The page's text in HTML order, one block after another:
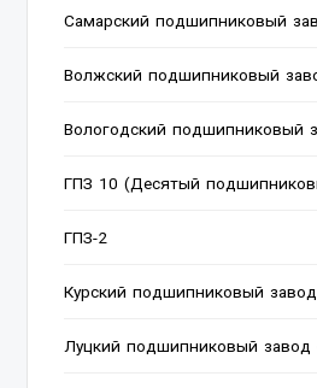
Cамарский подшипниковый
Волжский подшипниковый
Вологодский подшипниковый
ГПЗ 10 (Десятый
ГПЗ-2
Курский подшипниковый завод
Луцкий подшипниковый завод